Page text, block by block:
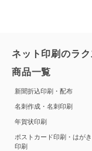
ネット印刷のラ
商品一覧
新聞折込印刷・配布
名刺作成・名刺印刷
年賀状印刷
ポストカード印刷・はが
印刷